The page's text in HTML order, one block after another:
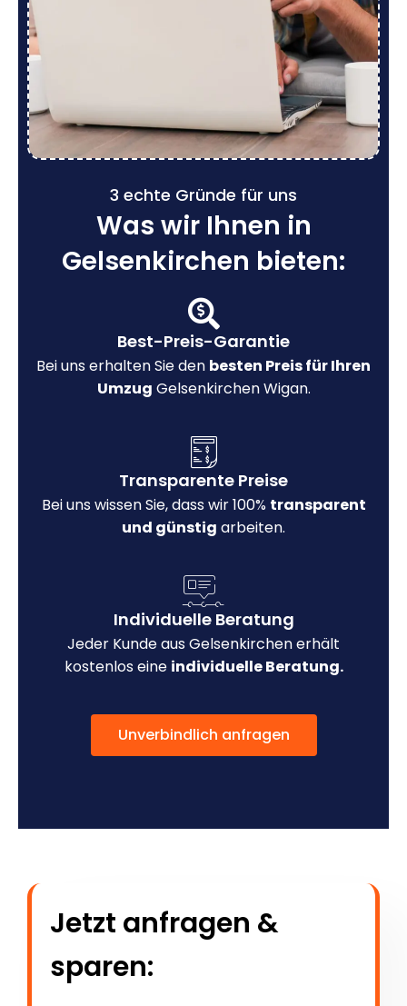
3 echte Gründe für uns
Was wir Ihnen in
Gelsenkirchen bieten:
Best-Preis-Garantie
Bei uns erhalten Sie den besten Preis für Ihren
Umzug Gelsenkirchen Wigan.
Transparente Preise
Bei uns wissen Sie, dass wir 100% transparent
und günstig arbeiten.
Individuelle Beratung
Jeder Kunde aus Gelsenkirchen erhält
kostenlos eine individuelle Beratung.
Unverbindlich anfragen
Jetzt anfragen &
sparen: